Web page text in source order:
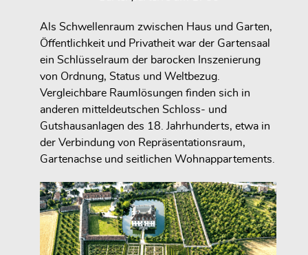
Als Schwellenraum zwischen Haus und Garten,
Öffentlichkeit und Privatheit war der Gartensaal
ein Schlüsselraum der barocken Inszenierung
von Ordnung, Status und Weltbezug.
Vergleichbare Raumlösungen finden sich in
anderen mitteldeutschen Schloss- und
Gutshausanlagen des 18. Jahrhunderts, etwa in
der Verbindung von Repräsentationsraum,
Gartenachse und seitlichen Wohnappartements.